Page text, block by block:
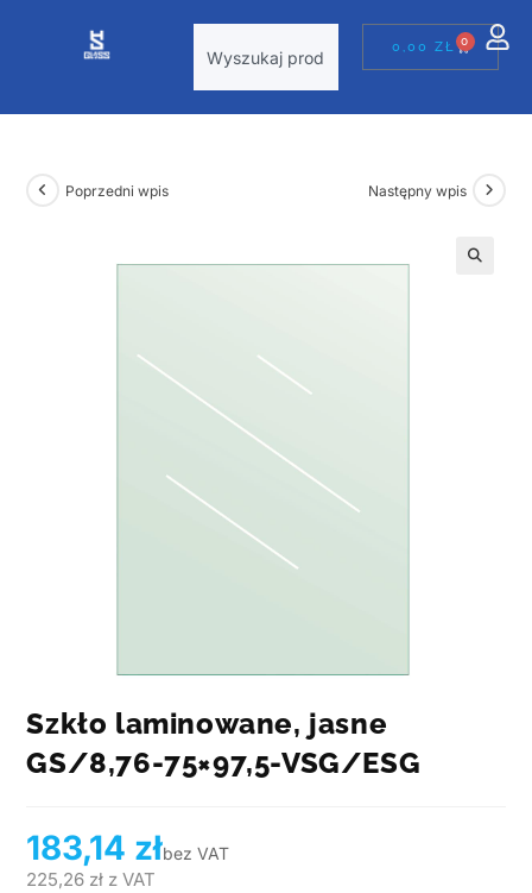
0,00ZŁ 0
Poprzedni wpis Następny wpis
Szkło laminowane, jasne
GS/8,76-75×97,5-VSG/ESG
183,14 złbez VAT
225,26 zł z VAT